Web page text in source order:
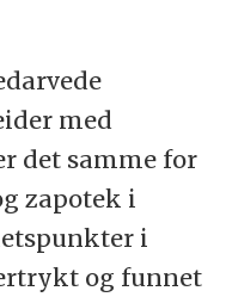
med
det samme for
zapotek i
i
og funnet